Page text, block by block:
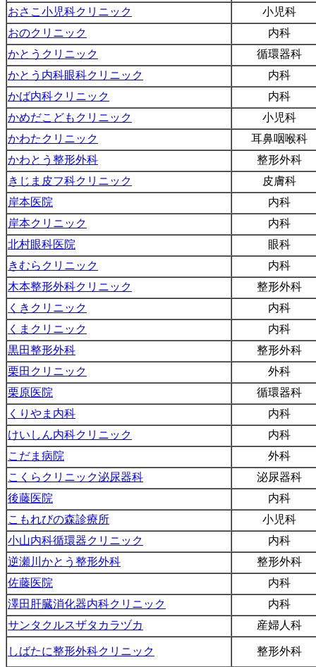
おさこ小児科クリニック
小児科
おのクリニック
内科
かとうクリニック
循環器科
かとう内科眼科クリニック
内科
かば内科クリニック
内科
かめだこどもクリニック
小児科
かわたクリニック
耳鼻咽喉科
かわとう整形外科
整形外科
きじま皮フ科クリニック
皮膚科
岸本医院
内科
岸本クリニック
内科
北村眼科医院
眼科
きむらクリニック
内科
木本整形外科クリニック
整形外科
くきクリニック
内科
くまクリニック
内科
黒田整形外科
整形外科
栗田クリニック
外科
栗原医院
循環器科
くりやま内科
内科
けいしん内科クリニック
内科
こだま病院
外科
こくらクリニック泌尿器科
泌尿器科
後藤医院
内科
こもれびの森診療所
小児科
小山内科循環器クリニック
内科
逆瀬川かとう整形外科
整形外科
佐藤医院
内科
澤田肝臓消化器内科クリニック
内科
サンタクルスザタカラヅカ
産婦人科
しばたに整形外科クリニック 整形外科